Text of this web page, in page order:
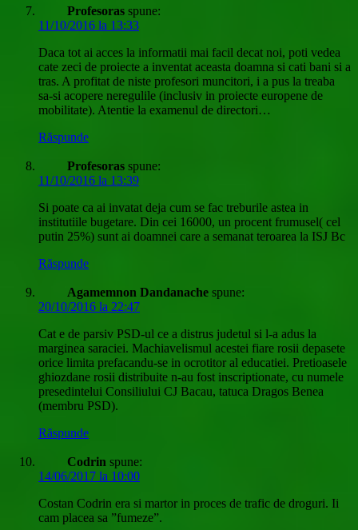
Profesoras spune:
11/10/2016 la 13:33
Daca tot ai acces la informatii mai facil decat noi, poti vedea
cate zeci de proiecte a inventat aceasta doamna si cati bani si a
tras. A profitat de niste profesori muncitori, i a pus la treaba
sa-si acopere neregulile (inclusiv in proiecte europene de
mobilitate). Atentie la examenul de directori…
Răspunde
Profesoras spune:
11/10/2016 la 13:39
Si poate ca ai invatat deja cum se fac treburile astea in
institutiile bugetare. Din cei 16000, un procent frumusel( cel
putin 25%) sunt ai doamnei care a semanat teroarea la ISJ Bc
Răspunde
Agamemnon Dandanache spune:
20/10/2016 la 22:47
Cat e de parsiv PSD-ul ce a distrus judetul si l-a adus la
marginea saraciei. Machiavelismul acestei fiare rosii depasete
orice limita prefacandu-se in ocrotitor al educatiei. Pretioasele
ghiozdane rosii distribuite n-au fost inscriptionate, cu numele
presedintelui Consiliului CJ Bacau, tatuca Dragos Benea
(membru PSD).
Răspunde
Codrin spune:
14/06/2017 la 10:00
Costan Codrin era si martor in proces de trafic de droguri. Ii
cam placea sa ”fumeze”.